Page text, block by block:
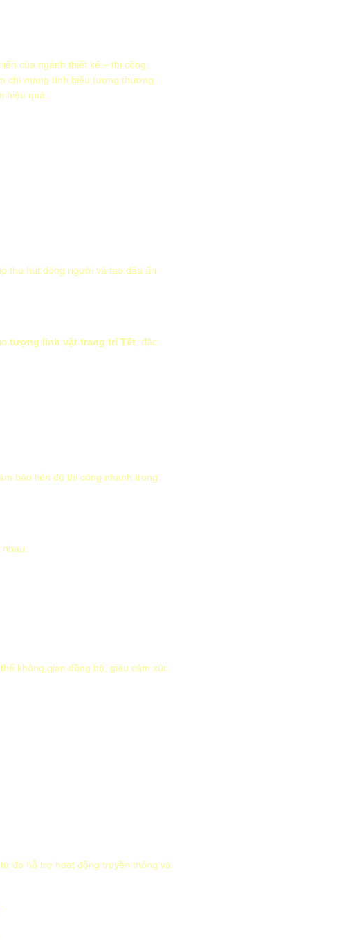
của ngành thiết kế – thi công,
chí mang tính biểu tượng thương
hiệu quả.
thu hút dòng người và tạo dấu ấn
tượng linh vật trang trí Tết , đặc
bảo tiến độ thi công nhanh trong
không gian đồng bộ, giàu cảm xúc.
đó hỗ trợ hoạt động truyền thông và